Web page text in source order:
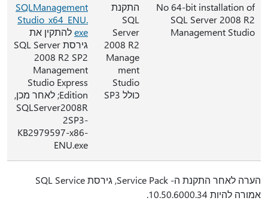
No 64-bit installation of
SQL Server 2008 R2
Management Studio
התקנת
SQL
Server
2008 R2
Manage
ment
Studio
כולל SP3
SQLManagement
Studio_x64_ENU.
exeלהתקין את
גירסת SQL Server
2008 R2 SP2
Management
Studio Express
Edition; לאחר מכן,
SQLServer2008R
2SP3-
KB2979597-x86-
ENU.exe
הערה לאחר התקנת ה- Service Pack, גירסת SQL Service
אמורה להיות 10.50.6000.34.